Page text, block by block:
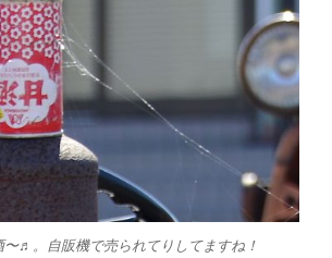
〜♬。自販機で売られてりしてますね！